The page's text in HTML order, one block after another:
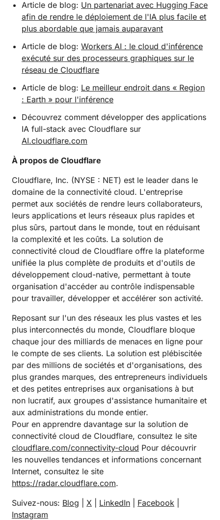
Article de blog: Un partenariat avec Hugging Face
afin de rendre le déploiement de l'IA plus facile et
plus abordable que jamais auparavant
Article de blog: Workers AI : le cloud d'inférence
exécuté sur des processeurs graphiques sur le
réseau de Cloudflare
Article de blog: Le meilleur endroit dans « Region
: Earth » pour l'inférence
Découvrez comment développer des applications
IA full-stack avec Cloudflare sur
AI.cloudflare.com
À propos de Cloudflare
Cloudflare, Inc. (NYSE : NET) est le leader dans le
domaine de la connectivité cloud. L'entreprise
permet aux sociétés de rendre leurs collaborateurs,
leurs applications et leurs réseaux plus rapides et
plus sûrs, partout dans le monde, tout en réduisant
la complexité et les coûts. La solution de
connectivité cloud de Cloudflare offre la plateforme
unifiée la plus complète de produits et d'outils de
développement cloud-native, permettant à toute
organisation d'accéder au contrôle indispensable
pour travailler, développer et accélérer son activité.
Reposant sur l'un des réseaux les plus vastes et les
plus interconnectés du monde, Cloudflare bloque
chaque jour des milliards de menaces en ligne pour
le compte de ses clients. La solution est plébiscitée
par des millions de sociétés et d'organisations, des
plus grandes marques, des entrepreneurs individuels
et des petites entreprises aux organisations à but
non lucratif, aux groupes d'assistance humanitaire et
aux administrations du monde entier.
Pour en apprendre davantage sur la solution de
connectivité cloud de Cloudflare, consultez le site
cloudflare.com/connectivity-cloud Pour découvrir
les nouvelles tendances et informations concernant
Internet, consultez le site
https://radar.cloudflare.com.
Suivez-nous: Blog X LinkedIn Facebook
Instagram